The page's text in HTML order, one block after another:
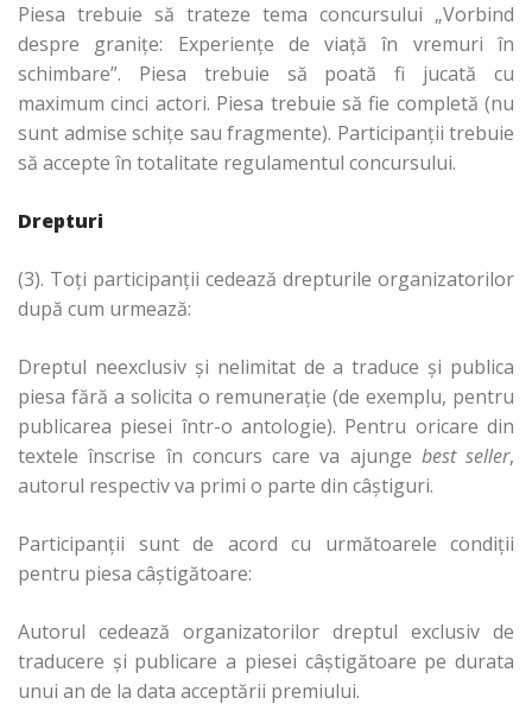
Piesa trebuie să trateze tema concursului „Vorbind
despre granițe: Experiențe de viață în vremuri în
schimbare”. Piesa trebuie să poată fi jucată cu
maximum cinci actori. Piesa trebuie să fie completă (nu
sunt admise schiţe sau fragmente). Participanții trebuie
să accepte în totalitate regulamentul concursului.
Drepturi
(3). Toți participanții cedează drepturile organizatorilor
după cum urmează:
Dreptul neexclusiv și nelimitat de a traduce și publica
piesa fără a solicita o remunerație (de exemplu, pentru
publicarea piesei într-o antologie). Pentru oricare din
textele înscrise în concurs care va ajunge best seller,
autorul respectiv va primi o parte din câștiguri.
Participanții sunt de acord cu următoarele condiții
pentru piesa câștigătoare:
Autorul cedează organizatorilor dreptul exclusiv de
traducere și publicare a piesei câștigătoare pe durata
unui an de la data acceptării premiului.